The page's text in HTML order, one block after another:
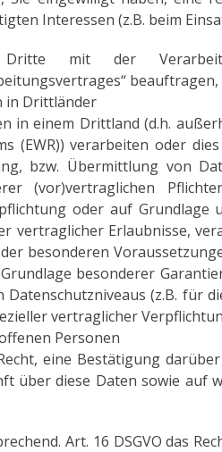
Interessen (z.B. beim
mit der
beauftragen,
in Drittländer
in einem Drittland (d.h.
(EWR)) verarbeiten oder
bzw. Übermittlung von
(vor)vertraglichen
oder auf Grundlage
vertraglicher Erlaubnisse,
besonderen
besonderer
Datenschutzniveaus (z.B. für
vertraglicher
Personen
eine Bestätigung
über diese Daten sowie auf
Art. 16 DSGVO das